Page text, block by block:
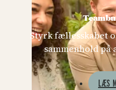
Styrk fællesskabet
sammenhold på
LÆS